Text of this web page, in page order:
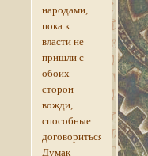
народами,
пока к
власти не
пришли с
обоих
сторон
вожди,
способные
договориться.
Думак